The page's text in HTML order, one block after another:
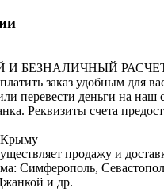
И БЕЗНАЛИЧНЫЙ
заказ удобным для
перевести деньги на наш
Реквизиты счета
Крыму
продажу и
Симферополь,
и др.